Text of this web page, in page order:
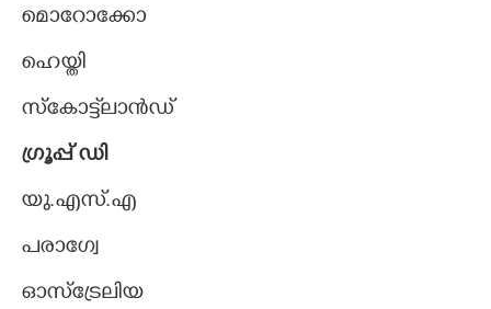
മൊറോക്കോ
ഹെയ്തി
സ്കോട്ട്‌ലാൻഡ്
ഗ്രൂപ്പ് ഡി
യു.എസ്.എ
പരാഗ്വേ
ഓസ്ട്രേലിയ